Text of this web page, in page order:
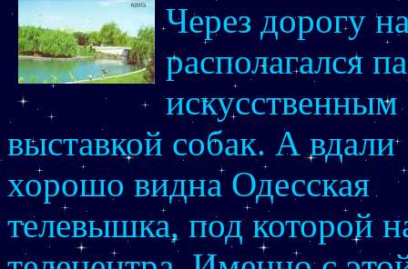
Через дорогу
располагался
выставкой собак. А вдали
хорошо видна Одесская
телевышка, под которой